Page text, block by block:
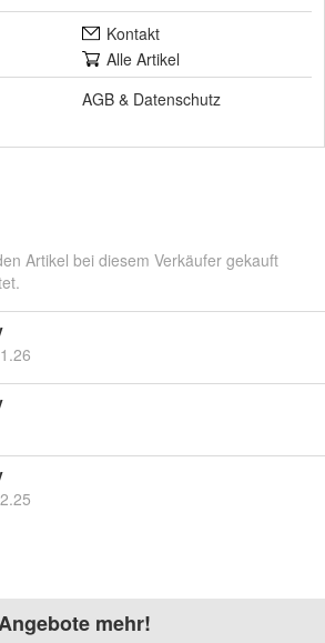
Kontakt
Alle Artikel
AGB & Datenschutz
Artikel bei diesem Verkäufer gekauft
mehr!